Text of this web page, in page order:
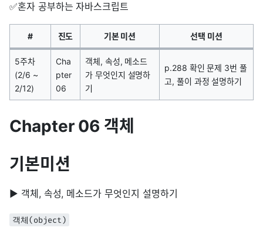
✅혼자 공부하는 자바스크립트
# 진도 기본 미션 선택 미션
5주차
(2/6 ~
2/12)
Cha
pter
06
객체, 속성, 메소드
가 무엇인지 설명하
기
p.288 확인 문제 3번 풀
고, 풀이 과정 설명하기
Chapter 06 객체
기본미션
▶ 객체, 속성, 메소드가 무엇인지 설명하기
객체(object)